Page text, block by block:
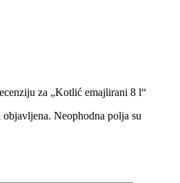
za „Kotlić emajlirani 8 l“
objavljena. Neophodna polja su